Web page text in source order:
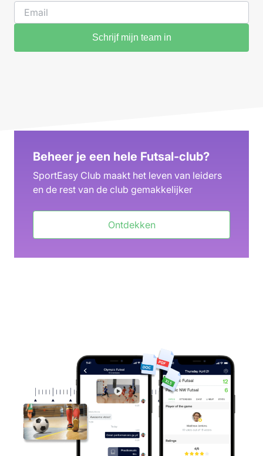
Schrijf mijn team in
Beheer je een hele Futsal-club?
SportEasy Club maakt het leven van leiders
en de rest van de club gemakkelijker
Ontdekken